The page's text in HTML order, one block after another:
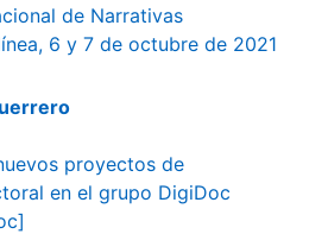
de Narrativas
6 y 7 de octubre de 2021
proyectos de
en el grupo DigiDoc